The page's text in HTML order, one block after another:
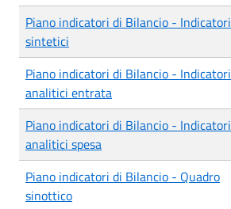
Piano indicatori di Bilancio - Indicatori
sintetici
Piano indicatori di Bilancio - Indicatori
analitici entrata
Piano indicatori di Bilancio - Indicatori
analitici spesa
Piano indicatori di Bilancio - Quadro
sinottico